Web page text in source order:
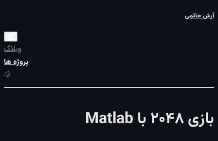
آرش حاتمی
وبلاگ
پروژه ها
بازی 2048 با Matlab